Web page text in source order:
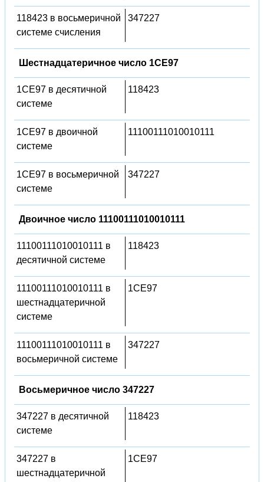
118423 в восьмеричной
системе счисления
347227
Шестнадцатеричное число 1CE97
1CE97 в десятичной
системе
118423
1CE97 в двоичной
системе
11100111010010111
1CE97 в восьмеричной
системе
347227
Двоичное число 11100111010010111
11100111010010111 в
десятичной системе
118423
11100111010010111 в
шестнадцатеричной
системе
1CE97
11100111010010111 в
восьмеричной системе
347227
Восьмеричное число 347227
347227 в десятичной
системе
118423
347227 в
шестнадцатеричной
1CE97